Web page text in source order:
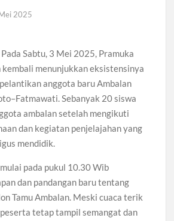
2025
Pada Sabtu, 3 Mei 2025, Pramuka
kembali menunjukkan eksistensinya
anggota baru Ambalan
Sebanyak 20 siswa
ambalan setelah mengikuti
dan kegiatan penjelajahan yang
mendidik.
pada pukul 10.30 Wib
dan pandangan baru tentang
Tamu Ambalan. Meski cuaca terik
tetap tampil semangat dan